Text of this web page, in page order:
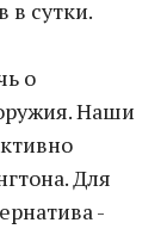
в сутки.
о
Наши
Для
-